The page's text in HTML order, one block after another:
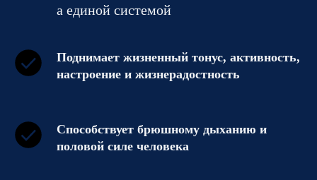
а единой системой
Поднимает жизненный тонус, активность,
настроение и жизнерадостность
Способствует брюшному дыханию и
половой силе человека